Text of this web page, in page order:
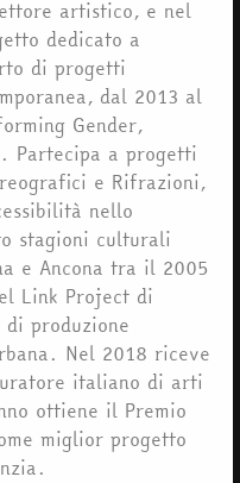
artistico, e nel
dedicato a
di progetti
dal 2013 al
Gender,
Partecipa a progetti
e Rifrazioni,
nello
stagioni culturali
e Ancona tra il 2005
Link Project di
produzione
Nel 2018 riceve
italiano di arti
ottiene il Premio
miglior progetto